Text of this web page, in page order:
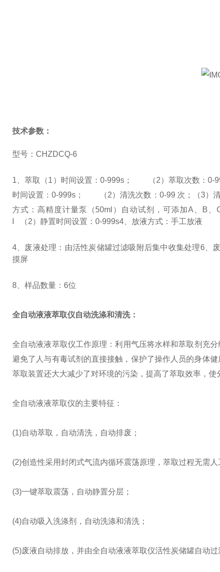
技术参数：
型号：CHZDCQ-6
1、萃取
（1）时间设置：0-999s； （2）萃取次数：0-
时间设置：0-999s； （2）清洗次数：0-99 次；
（3）
方式：高精度计量泵（50ml）自动试剂，可添加A、B
l （2）静置时间设置：0-999s4、放液方式：手工放液
4、 废液处理：由活性炭储罐过滤吸附后集中收集处理6、
摸屏
8、样品数量：6位
全自动液液萃取仪自动洗涤和清洗：
全自动液液萃取仪工作原理：利用气压将水样和萃取剂充
避免了人与有毒试剂的直接接触，保护了操作人员的身体
萃取装置还大大减少了对环境的污染，提高了萃取效率，
全自动液液萃取仪的主要特征：
(1)自动萃取，自动清洗，自动排废；
(2)创造性采用封闭式气流内循环震荡原理，萃取过程无需
(3)一键萃取震荡，自动静置分层；
(4)自动吸入洗涤剂，自动洗涤和清洗；
(5)废液自动排放，并由全自动液液萃取仪活性炭储罐自动